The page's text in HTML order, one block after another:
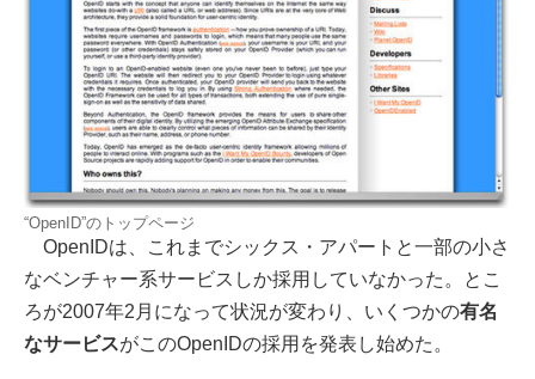
“OpenID”のトップページ
OpenIDは、これまでシックス・アパートと一部の小さ
なベンチャー系サービスしか採用していなかった。とこ
ろが2007年2月になって状況が変わり、いくつかの有名
なサービスがこのOpenIDの採用を発表し始めた。